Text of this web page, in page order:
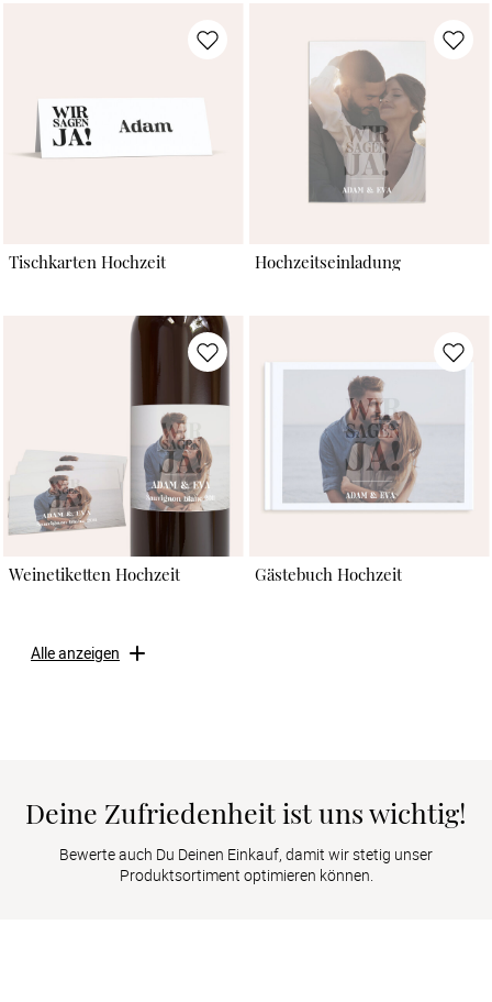
Tischkarten Hochzeit Hochzeitseinladung
Weinetiketten Hochzeit Gästebuch Hochzeit
Alle anzeigen
Deine Zufriedenheit ist uns wichtig!
Bewerte auch Du Deinen Einkauf, damit wir stetig unser
Produktsortiment optimieren können.